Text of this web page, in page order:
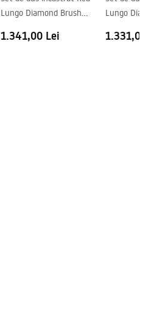
5 ani
Lungo Diamond Brush
1.341,00 Lei
Lungo
1.331,00